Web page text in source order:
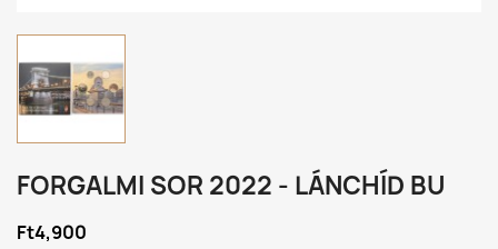
FORGALMI SOR 2022 - LÁNCHÍD BU
Ft4,900